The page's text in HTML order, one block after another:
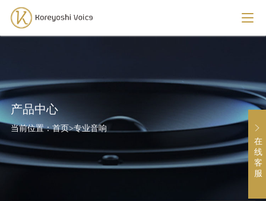
产品中心
当前位置：首页>专业音响
在
线
客
服